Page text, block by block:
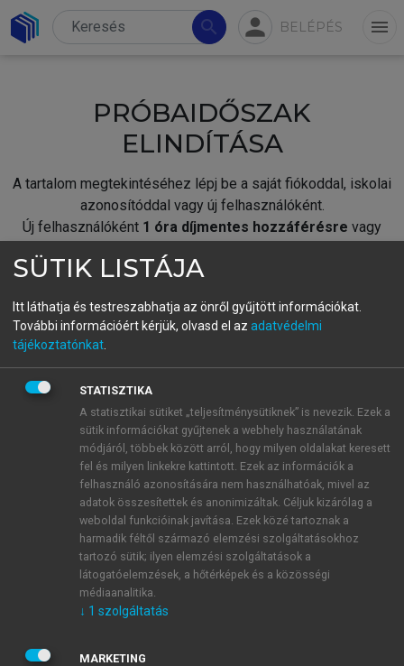
search person BELÉPÉS menu
PRÓBAIDŐSZAK
ELINDÍTÁSA
A tartalom megtekintéséhez lépj be a saját fiókoddal, iskolai
azonosítóddal vagy új felhasználóként.
Új felhasználóként 1 óra díjmentes hozzáférésre vagy
fiókoddal,vagy hozz létre új fiókot.
A regisztráció után apróbaidőszakautomatikusan
BELÉPÉS SAJÁT FIÓKKAL
ÚJ FIÓK LÉTREHOZÁSA
1 óra díjmentes hozzáférés
E-MAIL-CÍM
JELSZÓ
SÜTIK LISTÁJA
Itt láthatja és testreszabhatja az önről gyűjtött információkat.
További információért kérjük, olvasd el az adatvédelmi
tájékoztatónkat
STATISZTIKA
A statisztikai sütiket „teljesítménysütiknek” is nevezik. Ezek a
sütik információkat gyűjtenek a webhely használatának
módjáról, többek között arról, hogy milyen oldalakat keresett
fel és milyen linkekre kattintott. Ezek az információk a
felhasználó azonosítására nem használhatóak, mivel az
adatok összesítettek és anonimizáltak. Céljuk kizárólag a
weboldal funkcióinak javítása. Ezek közé tartoznak a
harmadik féltől származó elemzési szolgáltatásokhoz
tartozó sütik; ilyen elemzési szolgáltatások a
látogatóelemzések, a hőtérképek és a közösségi
médiaanalitika.
↓ 1 szolgáltatás
MARKETING